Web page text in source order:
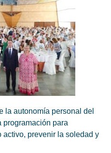
la autonomía personal del
programación para
activo, prevenir la soledad y